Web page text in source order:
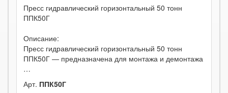
Пресс гидравлический горизонтальный 50 тонн
ППК50Г
Описание:
Пресс гидравлический горизонтальный 50 тонн
ППК50Г — предназначена для монтажа и демонтажа
…
Арт. ППК50Г